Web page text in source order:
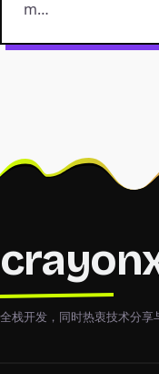
m…
全栈开发，同时热衷技术分享